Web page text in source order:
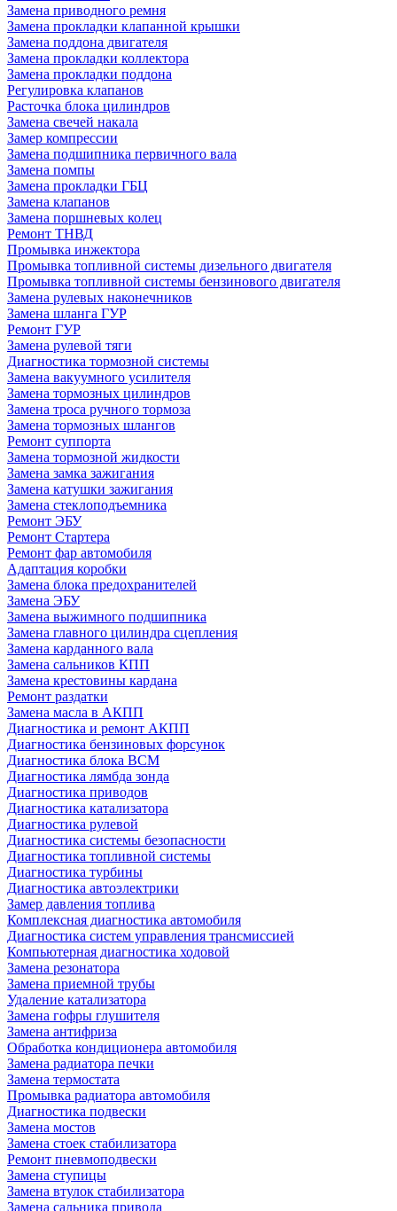
Замена приводного ремня
Замена прокладки клапанной крышки
Замена поддона двигателя
Замена прокладки коллектора
Замена прокладки поддона
Регулировка клапанов
Расточка блока цилиндров
Замена свечей накала
Замер компрессии
Замена подшипника первичного вала
Замена помпы
Замена прокладки ГБЦ
Замена клапанов
Замена поршневых колец
Ремонт ТНВД
Промывка инжектора
Промывка топливной системы дизельного двигателя
Промывка топливной системы бензинового двигателя
Замена рулевых наконечников
Замена шланга ГУР
Ремонт ГУР
Замена рулевой тяги
Диагностика тормозной системы
Замена вакуумного усилителя
Замена тормозных цилиндров
Замена троса ручного тормоза
Замена тормозных шлангов
Ремонт суппорта
Замена тормозной жидкости
Замена замка зажигания
Замена катушки зажигания
Замена стеклоподъемника
Ремонт ЭБУ
Ремонт Стартера
Ремонт фар автомобиля
Адаптация коробки
Замена блока предохранителей
Замена ЭБУ
Замена выжимного подшипника
Замена главного цилиндра сцепления
Замена карданного вала
Замена сальников КПП
Замена крестовины кардана
Ремонт раздатки
Замена масла в АКПП
Диагностика и ремонт АКПП
Диагностика бензиновых форсунок
Диагностика блока BCM
Диагностика лямбда зонда
Диагностика приводов
Диагностика катализатора
Диагностика рулевой
Диагностика системы безопасности
Диагностика топливной системы
Диагностика турбины
Диагностика автоэлектрики
Замер давления топлива
Комплексная диагностика автомобиля
Диагностика систем управления трансмиссией
Компьютерная диагностика ходовой
Замена резонатора
Замена приемной трубы
Удаление катализатора
Замена гофры глушителя
Замена антифриза
Обработка кондиционера автомобиля
Замена радиатора печки
Замена термостата
Промывка радиатора автомобиля
Диагностика подвески
Замена мостов
Замена стоек стабилизатора
Ремонт пневмоподвески
Замена ступицы
Замена втулок стабилизатора
Замена сальника привода